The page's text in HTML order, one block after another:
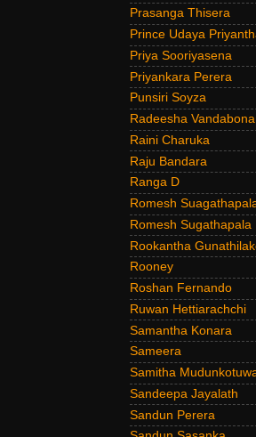
Prasanga Thisera
Prince Udaya
Priya Sooriyasena
Priyankara Perera
Punsiri Soyza
Radeesha Vandabona
Raini Charuka
Raju Bandara
Ranga D
Romesh
Romesh Sugathapala
Rookantha
Rooney
Roshan Fernando
Ruwan Hettiarachchi
Samantha Konara
Sameera
Samitha
Sandeepa Jayalath
Sandun Perera